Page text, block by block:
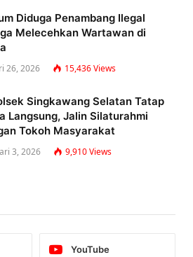
Diduga Penambang Ilegal
Melecehkan Wartawan di
26, 2026 15,436Views
Singkawang Selatan Tatap
Langsung, Jalin Silaturahmi
Tokoh Masyarakat
3, 2026 9,910Views
YouTube